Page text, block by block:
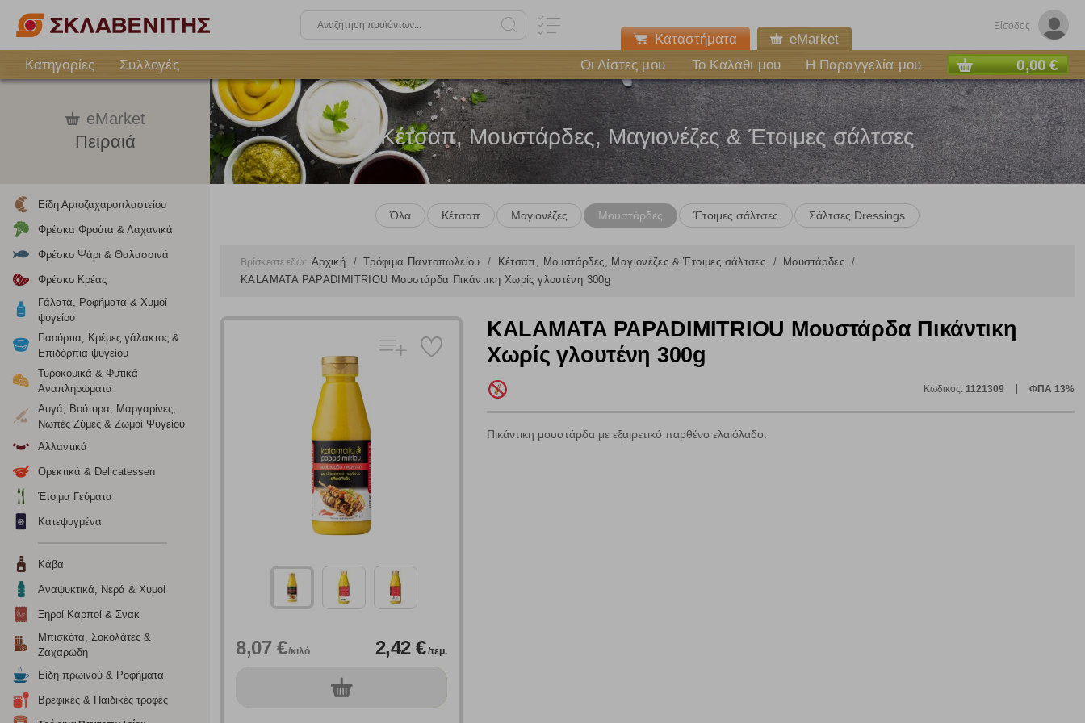
Είσοδος
Καταστήματα
eMarket
Κατηγορίες
Συλλογές Οι Λίστες μου Το Καλάθι μου Η Παραγγελία μου 0,00 €
eMarket
Πειραιά
Είδη Αρτοζαχαροπλαστείου
Φρέσκα Φρούτα & Λαχανικά
Φρέσκο Ψάρι & Θαλασσινά
Φρέσκο Κρέας
Γάλατα, Ροφήματα & Χυμοί
ψυγείου
Γιαούρτια, Κρέμες γάλακτος &
Επιδόρπια ψυγείου
Τυροκομικά & Φυτικά
Αναπληρώματα
Αυγά, Βούτυρα, Μαργαρίνες,
Νωπές Ζύμες & Ζωμοί Ψυγείου
Αλλαντικά
Ορεκτικά & Delicatessen
Έτοιμα Γεύματα
Κατεψυγμένα
Κάβα
Αναψυκτικά, Νερά & Χυμοί
Ξηροί Καρποί & Σνακ
Μπισκότα, Σοκολάτες &
Ζαχαρώδη
Είδη πρωινού & Ροφήματα
Βρεφικές & Παιδικές τροφές
Κέτσαπ, Μουστάρδες, Μαγιονέζες & Έτοιμες σάλτσες
Όλα Κέτσαπ Μαγιονέζες Μουστάρδες Έτοιμες σάλτσες Σάλτσες Dressings
Βρίσκεστε εδώ: Αρχική Τρόφιμα Παντοπωλείου Κέτσαπ, Μουστάρδες, Μαγιονέζες & Έτοιμες σάλτσες
Μουστάρδες
KALAMATA PAPADIMITRIOU Μουστάρδα Πικάντικη Χωρίς γλουτένη 300g
8,07 €/κιλό 2,42 €/τεμ.
0τεμ.
KALAMATA PAPADIMITRIOU Μουστάρδα Πικάντικη
Χωρίς γλουτένη 300g
Κωδικός: 1121309 ΦΠΑ 13%
Πικάντικη μουστάρδα με εξαιρετικό παρθένο ελαιόλαδο.
Γράψτε τα προϊόντα που επιθυμείτε, με κόμμα ανάμεσά τους, και κάντε
κλικ στο κουμπί "Αναζήτηση". Θα εμφανιστούν αποτελέσματα από
όλες τις Κατηγορίες και για κάθε προϊόν.
Ρυθμίσεις Cookies
Ενημέρωση
Κατά την απλή περιήγηση ή/και χρήση του ιστότοπου συλλέγουμε αυτόματα δεδομένα σύνδεσης και πληροφορίες σχετικές με την περιήγησή σας, οι οποίες είναι μη εξατομικευμένες και σπάνια
περιέχουν προσωποποιημένα χαρακτηριστικά που υποδεικνύουν την ταυτότητά σας. Τα cookies είναι μικρά αρχεία κειμένου τα οποία, μέσω του προγράμματος περιήγησης εγκαθίστανται στον